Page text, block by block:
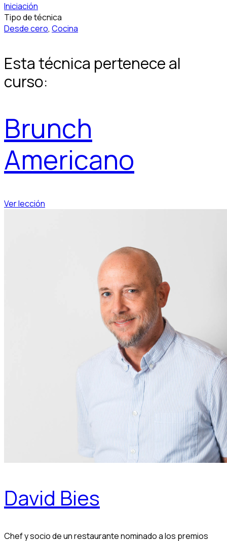
Iniciación
Tipo de técnica
Desde cero, Cocina
Esta técnica pertenece al
curso:
Brunch
Americano
Ver lección
David Bies
Chef y socio de un restaurante nominado a los premios